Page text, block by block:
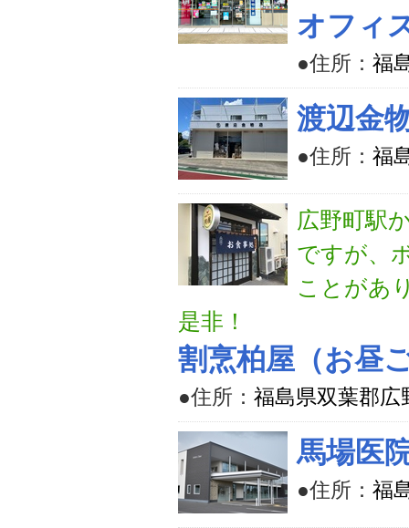
オフィ
●住所： 福
渡辺金
●住所： 福
広野町駅
ですが、
ことがあ
是非！
割烹柏屋（お昼
●住所： 福島県双葉郡広
馬場医
●住所： 福